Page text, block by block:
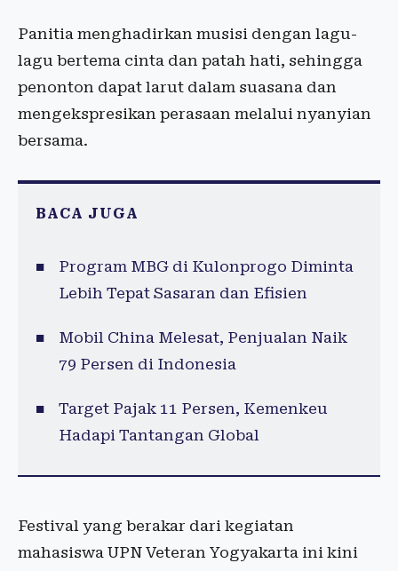
Panitia menghadirkan musisi dengan lagu-
lagu bertema cinta dan patah hati, sehingga
penonton dapat larut dalam suasana dan
mengekspresikan perasaan melalui nyanyian
bersama.
BACA JUGA
Program MBG di Kulonprogo Diminta
Lebih Tepat Sasaran dan Efisien
Mobil China Melesat, Penjualan Naik
79 Persen di Indonesia
Target Pajak 11 Persen, Kemenkeu
Hadapi Tantangan Global
Festival yang berakar dari kegiatan
mahasiswa UPN Veteran Yogyakarta ini kini